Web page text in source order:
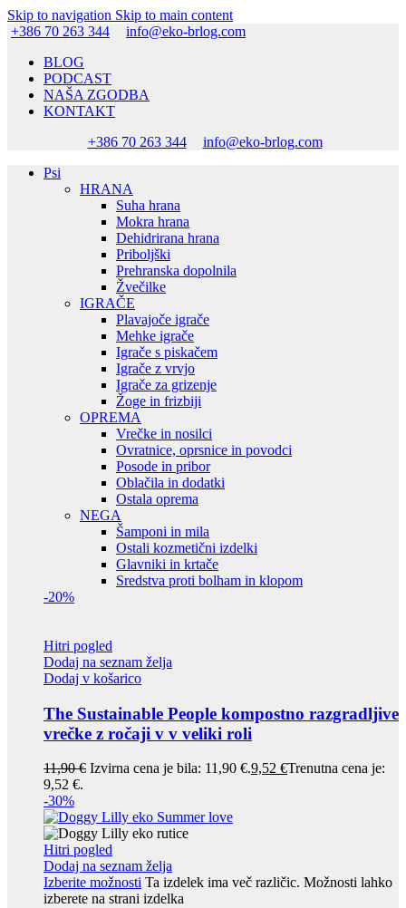
Skip to navigation Skip to main content
+386 70 263 344
info@eko-brlog.com
BLOG
PODCAST
NAŠA ZGODBA
KONTAKT
+386 70 263 344
info@eko-brlog.com
Psi
HRANA
Suha hrana
Mokra hrana
Dehidrirana hrana
Priboljški
Prehranska dopolnila
Žvečilke
IGRAČE
Plavajoče igrače
Mehke igrače
Igrače s piskačem
Igrače z vrvjo
Igrače za grizenje
Žoge in frizbiji
OPREMA
Vrečke in nosilci
Ovratnice, oprsnice in povodci
Posode in pribor
Oblačila in dodatki
Ostala oprema
NEGA
Šamponi in mila
Ostali kozmetični izdelki
Glavniki in krtače
Sredstva proti bolham in klopom
-20%
Hitri pogled
Dodaj na seznam želja
Dodaj v košarico
The Sustainable People kompostno razgradljive
vrečke z ročaji v v veliki roli
11,90€ Izvirna cena je bila: 11,90 €.9,52 €Trenutna cena je:
9,52 €.
-30%
Hitri pogled
Dodaj na seznam želja
Izberite možnosti Ta izdelek ima več različic. Možnosti lahko
izberete na strani izdelka